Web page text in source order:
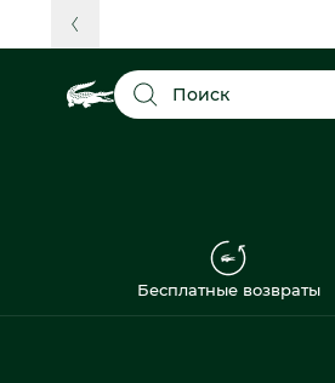
Поиск
Бесплатные возвраты